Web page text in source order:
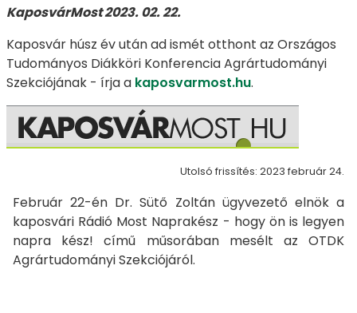
KaposvárMost 2023. 02. 22.
Kaposvár húsz év után ad ismét otthont az Országos
Tudományos Diákköri Konferencia Agrártudományi
Szekciójának - írja a kaposvarmost.hu.
Utolsó frissítés: 2023 február 24.
Február 22-én Dr. Sütő Zoltán ügyvezető elnök a
kaposvári Rádió Most Naprakész - hogy ön is legyen
napra kész! című műsorában mesélt az OTDK
Agrártudományi Szekciójáról.